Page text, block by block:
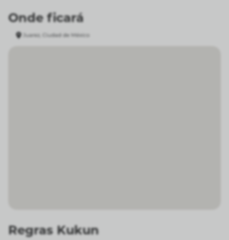
Onde ficará
Juarez, Ciudad de México
Regras Kukun